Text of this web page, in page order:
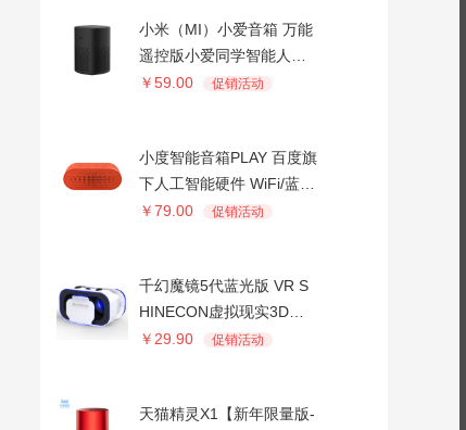
小米（MI）小爱音箱 万能
遥控版小爱同学智能人工
蓝牙WiFi音响 黑色
￥59.00 促销活动
小度智能音箱PLAY 百度旗
下人工智能硬件 WiFi/蓝牙
音箱 海量资源
￥79.00 促销活动
千幻魔镜5代蓝光版 VR S
HINECON虚拟现实3D手
机游戏rv眼睛4d一体机ios
￥29.90 促销活动
天猫精灵X1【新年限量版-